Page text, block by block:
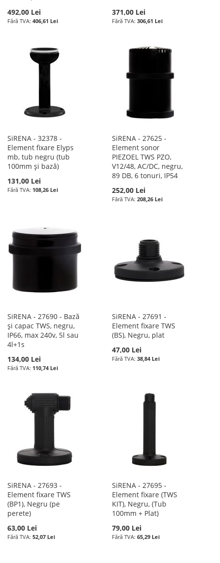
492,00 Lei
406,61 Lei
371,00 Lei
306,61 Lei
SiRENA - 32378 -
Element fixare Elyps
mb, tub negru (tub
100mm și bază)
131,00 Lei
108,26 Lei
SiRENA - 27625 -
Element sonor
PIEZOEL TWS PZO,
V12/48, AC/DC, negru,
89 DB, 6 tonuri, IP54
252,00 Lei
208,26 Lei
SiRENA - 27690 - Bază
și capac TWS, negru,
IP66, max 240v, 5l sau
4l+1s
134,00 Lei
110,74 Lei
SiRENA - 27691 -
Element fixare TWS
(BS), Negru, plat
47,00 Lei
38,84 Lei
SiRENA - 27693 -
Element fixare TWS
(BP1), Negru (pe
perete)
63,00 Lei
52,07 Lei
SiRENA - 27695 -
Element fixare (TWS
KIT), Negru, (Tub
100mm + Plat)
79,00 Lei
65,29 Lei